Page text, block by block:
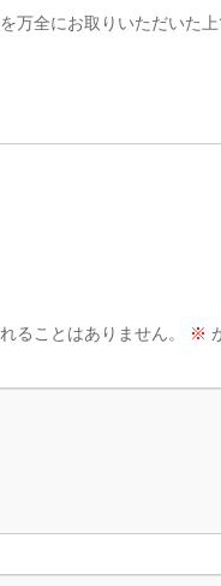
全にお取りいただいた上
ることはありません。 ※